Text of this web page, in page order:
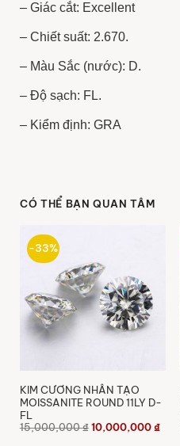
– Giác cắt: Excellent
– Chiết suất: 2.670.
– Màu Sắc (nước): D.
– Độ sạch: FL.
– Kiểm định: GRA
CÓ THỂ BẠN QUAN TÂM
-33%
KIM CƯƠNG NHÂN TẠO
MOISSANITE ROUND 11LY D-
FL
15,000,000₫ Giá
gốc
10,000,000₫Giá